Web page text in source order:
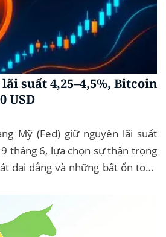
suất 4,25–4,5%, Bitcoin
USD
Mỹ (Fed) giữ nguyên lãi suất
tháng 6, lựa chọn sự thận trọng
dai dẳng và những bất ổn toàn